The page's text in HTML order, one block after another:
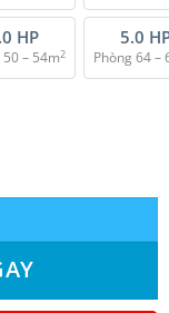
HP
50 – 54m2
5.0
Phòng 64 –
FXFSQ50AVM số